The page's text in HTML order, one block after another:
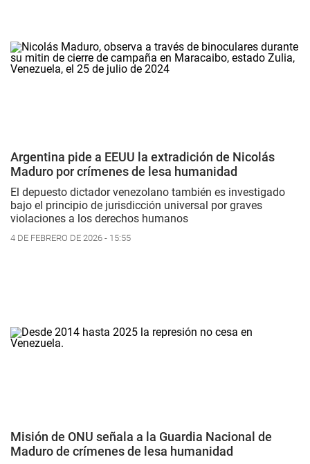
Argentina pide a EEUU la extradición de Nicolás
Maduro por crímenes de lesa humanidad
El depuesto dictador venezolano también es investigado
bajo el principio de jurisdicción universal por graves
violaciones a los derechos humanos
4 DE FEBRERO DE 2026 - 15:55
Misión de ONU señala a la Guardia Nacional de
Maduro de crímenes de lesa humanidad